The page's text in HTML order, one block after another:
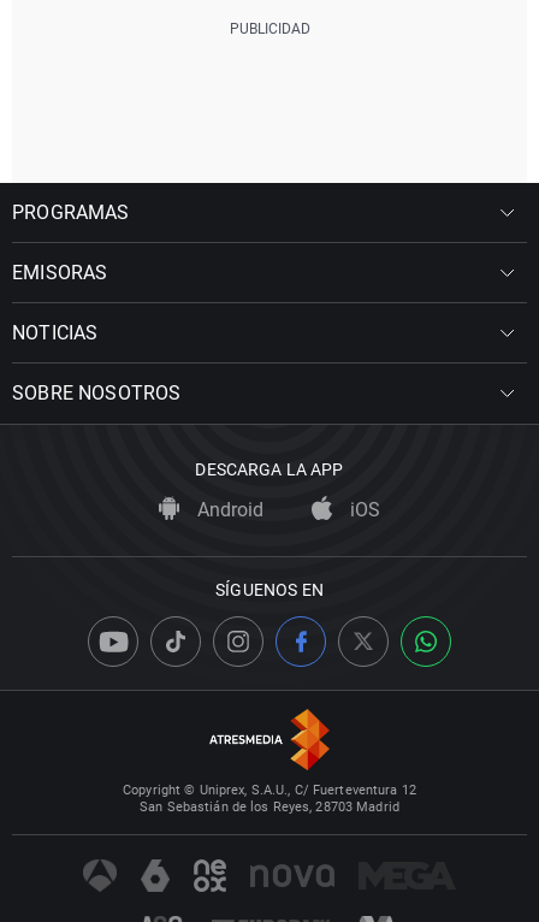
PROGRAMAS
EMISORAS
NOTICIAS
SOBRE NOSOTROS
DESCARGA LA APP
Android iOS
SÍGUENOS EN
Copyright © Uniprex, S.A.U., C/ Fuerteventura 12
San Sebastián de los Reyes, 28703 Madrid